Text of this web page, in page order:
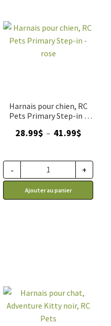
Harnais pour chien, RC
Pets Primary Step-in -
28.99$ – 41.99$Plage
28.99$
à
- +
Ajouter au panier